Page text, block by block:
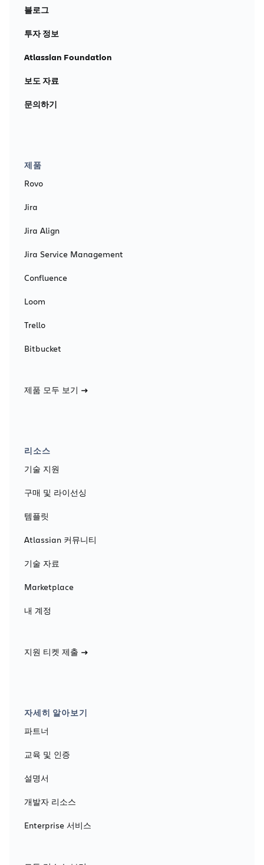
블로그
투자 정보
Atlassian Foundation
보도 자료
문의하기
제품
Rovo
Jira
Jira Align
Jira Service Management
Confluence
Loom
Trello
Bitbucket
제품 모두 보기
리소스
기술 지원
구매 및 라이선싱
템플릿
Atlassian 커뮤니티
기술 자료
Marketplace
내 계정
지원 티켓 제출
자세히 알아보기
파트너
교육 및 인증
설명서
개발자 리소스
Enterprise 서비스